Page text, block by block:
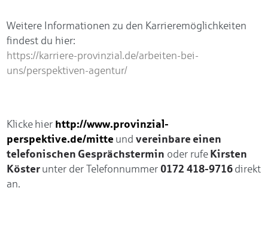
Weitere Informationen zu den Karrieremöglichkeiten
findest du hier:
https://karriere-provinzial.de/arbeiten-bei-
uns/perspektiven-agentur/
Klicke hier http://www.provinzial-
perspektive.de/mitteundvereinbare einen
telefonischen Gesprächstermin oder rufeKirsten
Kösterunter der Telefonnummer 0172 418-9716direkt
an.